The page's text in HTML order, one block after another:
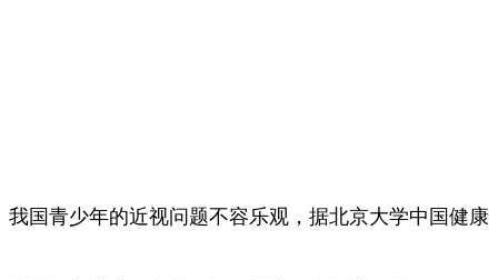
我国青少年的近视问题不容乐观，据北京大学中国健康